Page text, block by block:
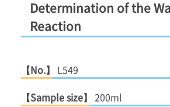
Determination of the
Reaction
【No.】 L549
【Sample size】 200ml